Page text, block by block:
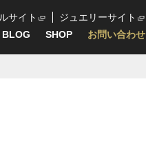
サイト
ジュエリーサイト
BLOG SHOP お問い合わせ